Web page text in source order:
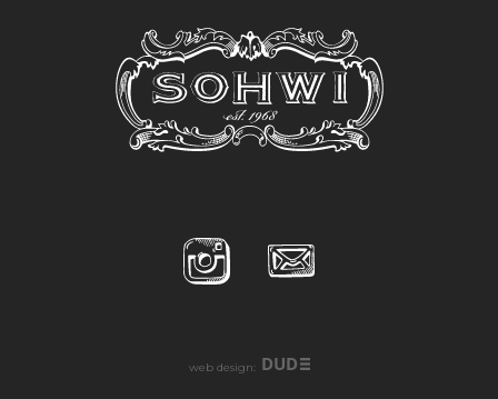
web design: DUD